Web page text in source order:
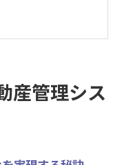
最新導入事例を
理業務の革新ポ
産管理シス